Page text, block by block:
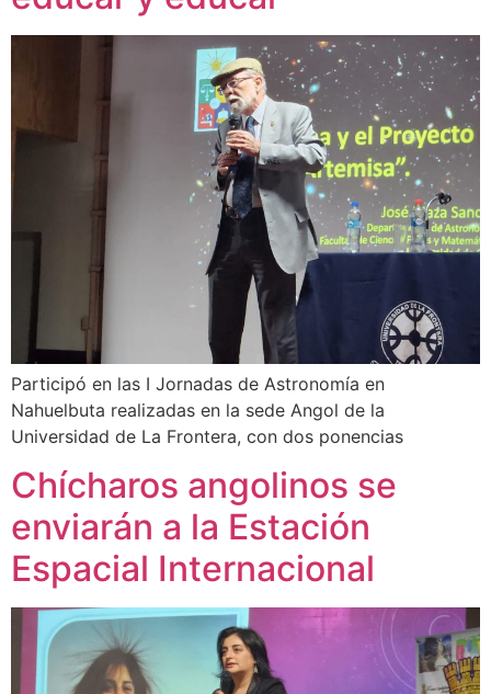
Participó en las I Jornadas de Astronomía en
Nahuelbuta realizadas en la sede Angol de la
Universidad de La Frontera, con dos ponencias
Chícharos angolinos se
enviarán a la Estación
Espacial Internacional